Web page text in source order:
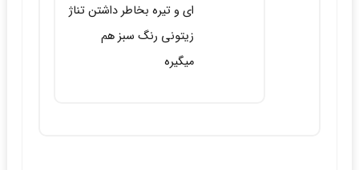
ای و تیره بخاطر داشتن تناژ
زیتونی رنگ سبز هم
میگیره